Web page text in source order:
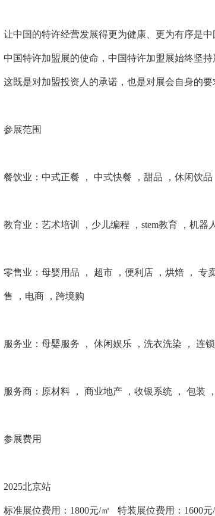
让中国的特许经营发展得更为健康、更为有序是
中国特许加盟展的使命，中国特许加盟展始终坚
这既是对加盟投资人的承诺，也是对展会自身的要
参展范围
餐饮业：中式正餐 ， 中式快餐 ，甜品 ，休闲饮
教育业：艺术培训 ，少儿编程 ，stem教育 ，机
零售业：母婴用品 ， 超市 ，便利店 ，烘焙 ， 专
售 ，电商 ，跨境购
服务业：母婴服务 ， 休闲娱乐 ，洗衣洗染 ， 连
服务商：原材料 ， 商业地产 ，收银系统 ， 包装
参展费用
2025北京站
标准展位费用：1800元/㎡ 特装展位费用：1600元